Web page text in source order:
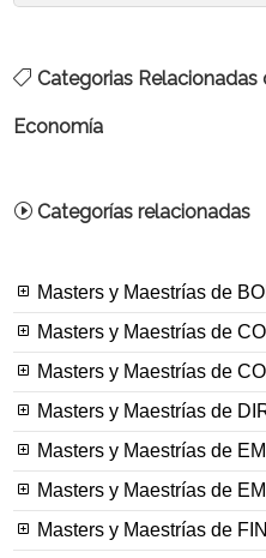
Categorias
Economía
Categorías relacionadas
Masters y Maestrías de
Masters y Maestrías de
Masters y Maestrías de
Masters y Maestrías de
Masters y Maestrías de
Masters y Maestrías de
Masters y Maestrías de